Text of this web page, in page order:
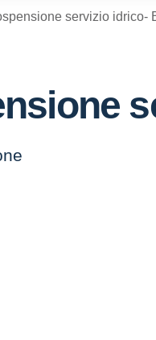
servizio idrico-